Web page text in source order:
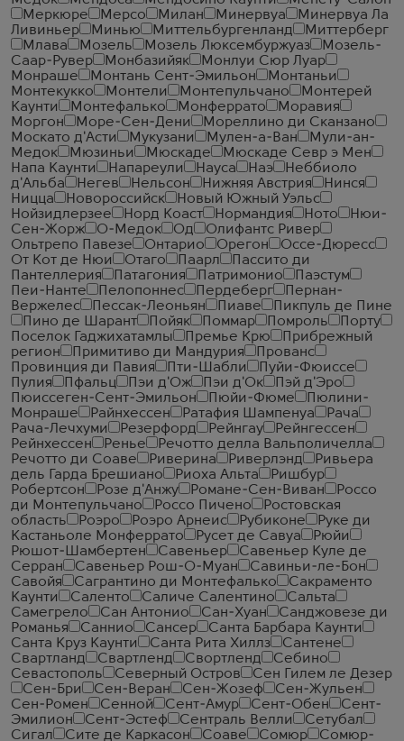
Меркюре
Мерсо Милан Минервуа
Минервуа Ла
Ливиньер
Минью Миттельбургенланд
Миттерберг
Млава
Мозель Мозель Люксембуржуаз
Мозель-
Саар-Рувер
Монбазийяк
Монлуи Сюр Луар
Монраше
Монтань Сент-Эмильон
Монтаньи
Монтекукко
Монтели Монтепульчано
Монтерей
Каунти
Монтефалько Монферрато
Моравия
Моргон
Море-Сен-Дени
Мореллино ди Сканзано
Москато д'Асти
Мукузани Мулен-а-Ван
Мули-ан-
Медок
Мюзиньи Мюскаде
Мюскаде Севр э Мен
Напа Каунти
Напареули Науса Наэ
Неббиоло
д'Альба
Негев Нельсон Нижняя Австрия
Нинся
Ницца
Новороссийск
Новый Южный Уэльс
Нойзидлерзее
Норд Коаст Нормандия Ното
Нюи-
Сен-Жорж
О-Медок Од
Олифантс Ривер
Ольтрепо Павезе
Онтарио Орегон
Оссе-Дюресс
От Кот де Нюи
Отаго Паарл
Пассито ди
Пантеллерия
Патагония Патримонио
Паэстум
Пеи-Нанте
Пелопоннес Пердеберг
Пернан-
Вержелес
Пессак-Леоньян Пиаве
Пикпуль де Пине
Пино де Шарант
Пойяк Поммар Помроль
Порту
Поселок Гаджихатамлы
Премье Крю
Прибрежный
регион
Примитиво ди Мандурия
Прованс
Провинция ди Павия
Пти-Шабли
Пуйи-Фюиссе
Пулия
Пфальц Пэи д'Ож Пэи д'Ок
Пэй д'Эро
Пюиссеген-Сент-Эмильон
Пюйи-Фюме
Пюлини-
Монраше
Райнхессен Ратафия Шампенуа
Рача
Рача-Лечхуми
Резерфорд Рейнгау
Рейнгессен
Рейнхессен
Ренье
Речотто делла Вальполичелла
Речотто ди Соаве
Риверина Риверлэнд
Ривьера
дель Гарда Брешиано
Риоха Альта
Ришбур
Робертсон
Розе д'Анжу Романе-Сен-Виван
Россо
ди Монтепульчано
Россо Пичено
Ростовская
область
Роэро Роэро Арнеис Рубиконе
Руке ди
Кастаньоле Монферрато
Русет де Савуа
Рюйи
Рюшот-Шамбертен
Савеньер
Савеньер Куле де
Серран
Савеньер Рош-О-Муан
Савиньи-ле-Бон
Савойя
Сагрантино ди Монтефалько
Сакраменто
Каунти
Саленто Саличе Салентино
Сальта
Самегрело
Сан Антонио Сан-Хуан
Санджовезе ди
Романья
Саннио Сансер
Санта Барбара Каунти
Санта Круз Каунти
Санта Рита Хиллз
Сантене
Свартланд
Свартленд Свортленд
Себино
Севастополь
Северный Остров
Сен Гилем ле Дезер
Сен-Бри
Сен-Веран Сен-Жозеф
Сен-Жульен
Сен-Ромен
Сенной Сент-Амур Сент-Обен
Сент-
Эмилион
Сент-Эстеф Сентраль Велли
Сетубал
Сигал
Сите де Каркасон Соаве Сомюр
Сомюр-